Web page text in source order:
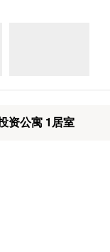
资公寓 1居室